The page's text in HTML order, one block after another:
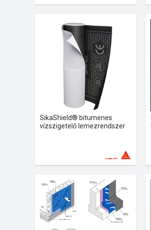
SikaShield® bitumenes
vízszigetelő lemezrendszer